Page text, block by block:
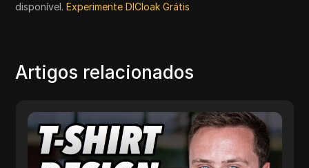
disponível.Experimente DICloak Grátis
Artigos relacionados